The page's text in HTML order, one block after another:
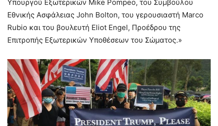
Υπουργού Εξωτερικών Mike Pompeo, του Συμβούλου
Εθνικής Ασφάλειας John Bolton, του γερουσιαστή Marco
Rubio και του βουλευτή Eliot Engel, Προέδρου της
Επιτροπής Εξωτερικών Υποθέσεων του Σώματος.»